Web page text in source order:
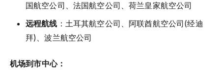
国航空公司、法国航空公司、荷兰皇家航空公司
远程航线 ：土耳其航空公司、阿联酋航空公司(经迪
拜)、波兰航空公司
机场到市中心：